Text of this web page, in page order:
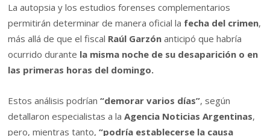
La autopsia y los estudios forenses complementarios
permitirán determinar de manera oficial la fecha del crimen,
más allá de que el fiscal Raúl Garzón anticipó que habría
ocurrido durante la misma noche de su desaparición o en
las primeras horas del domingo.
Estos análisis podrían“demorar varios días”, según
detallaron especialistas a laAgencia Noticias Argentinas,
pero, mientras tanto,“podría establecerse la causa